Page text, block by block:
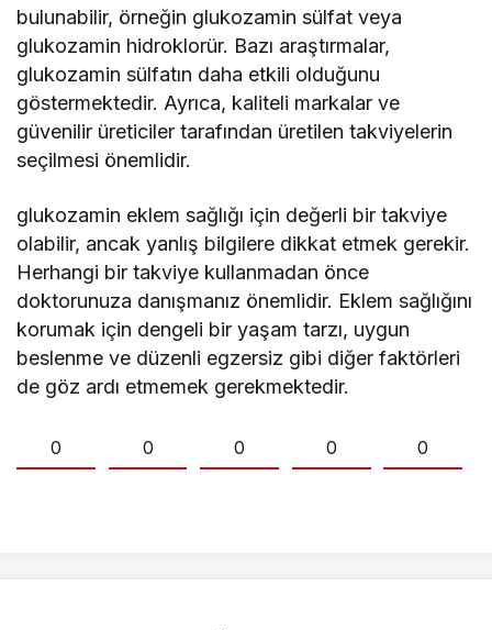
bulunabilir, örneğin glukozamin sülfat veya
glukozamin hidroklorür. Bazı araştırmalar,
glukozamin sülfatın daha etkili olduğunu
göstermektedir. Ayrıca, kaliteli markalar ve
güvenilir üreticiler tarafından üretilen takviyelerin
seçilmesi önemlidir.
glukozamin eklem sağlığı için değerli bir takviye
olabilir, ancak yanlış bilgilere dikkat etmek gerekir.
Herhangi bir takviye kullanmadan önce
doktorunuza danışmanız önemlidir. Eklem sağlığını
korumak için dengeli bir yaşam tarzı, uygun
beslenme ve düzenli egzersiz gibi diğer faktörleri
de göz ardı etmemek gerekmektedir.
0 0 0 0 0